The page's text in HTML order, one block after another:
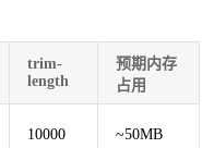
trim-
length
预期内存
占用
10000 ~50MB